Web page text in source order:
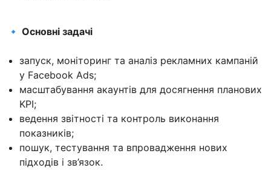
🔹 Основні задачі
запуск, моніторинг та аналіз рекламних кампаній
у Facebook Ads;
масштабування акаунтів для досягнення планових
KPI;
ведення звітності та контроль виконання
показників;
пошук, тестування та впровадження нових
підходів і зв’язок.